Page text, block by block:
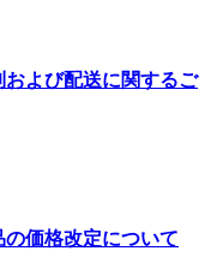
および配送に関するご
の価格改定について